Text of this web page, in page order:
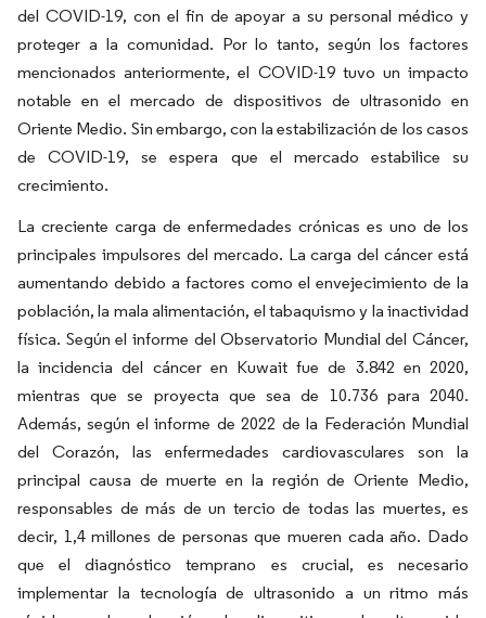
del COVID-19, con el fin de apoyar a su personal médico y
proteger a la comunidad. Por lo tanto, según los factores
mencionados anteriormente, el COVID-19 tuvo un impacto
notable en el mercado de dispositivos de ultrasonido en
Oriente Medio. Sin embargo, con la estabilización de los casos
de COVID-19, se espera que el mercado estabilice su
crecimiento.
La creciente carga de enfermedades crónicas es uno de los
principales impulsores del mercado. La carga del cáncer está
aumentando debido a factores como el envejecimiento de la
población, la mala alimentación, el tabaquismo y la inactividad
física. Según el informe del Observatorio Mundial del Cáncer,
la incidencia del cáncer en Kuwait fue de 3.842 en 2020,
mientras que se proyecta que sea de 10.736 para 2040.
Además, según el informe de 2022 de la Federación Mundial
del Corazón, las enfermedades cardiovasculares son la
principal causa de muerte en la región de Oriente Medio,
responsables de más de un tercio de todas las muertes, es
decir, 1,4 millones de personas que mueren cada año. Dado
que el diagnóstico temprano es crucial, es necesario
implementar la tecnología de ultrasonido a un ritmo más